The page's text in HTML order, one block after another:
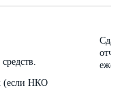
(если НКО